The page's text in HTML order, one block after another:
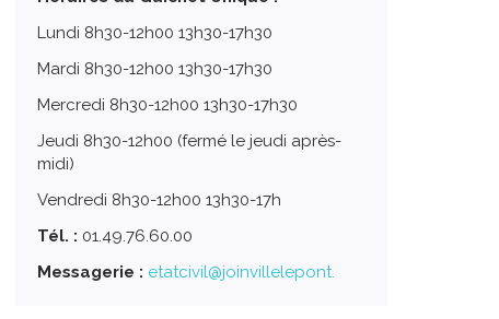
Lundi 8h30-12h00 13h30-17h30
Mardi 8h30-12h00 13h30-17h30
Mercredi 8h30-12h00 13h30-17h30
Jeudi 8h30-12h00 (fermé le jeudi après-
midi)
Vendredi 8h30-12h00 13h30-17h
Tél. : 01.49.76.60.00
Messagerie : etatcivil@joinvillelepont.